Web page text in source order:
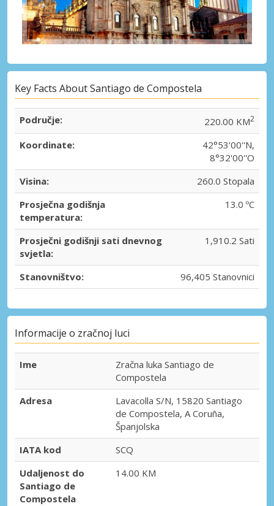
Key Facts About Santiago de Compostela
Područje: 220.00 KM2
Koordinate:
42°53'00''N,
8°32'00''O
Visina:
260.0 Stopala
Prosječna godišnja
temperatura:
13.0 ºC
Prosječni godišnji sati dnevnog
svjetla:
1,910.2 Sati
Stanovništvo: 96,405 Stanovnici
Informacije o zračnoj luci
Ime
Zračna luka Santiago de
Compostela
Adresa
Lavacolla S/N, 15820 Santiago
de Compostela, A Coruña,
Španjolska
IATA kod
SCQ
Udaljenost do
Santiago de
Compostela
14.00 KM